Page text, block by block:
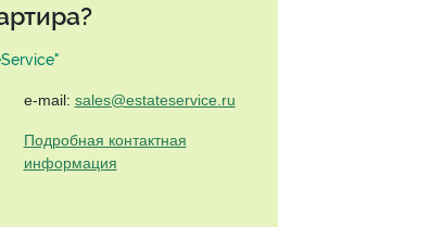
e-mail: sales@estateservice.ru
Подробная контактная
информация